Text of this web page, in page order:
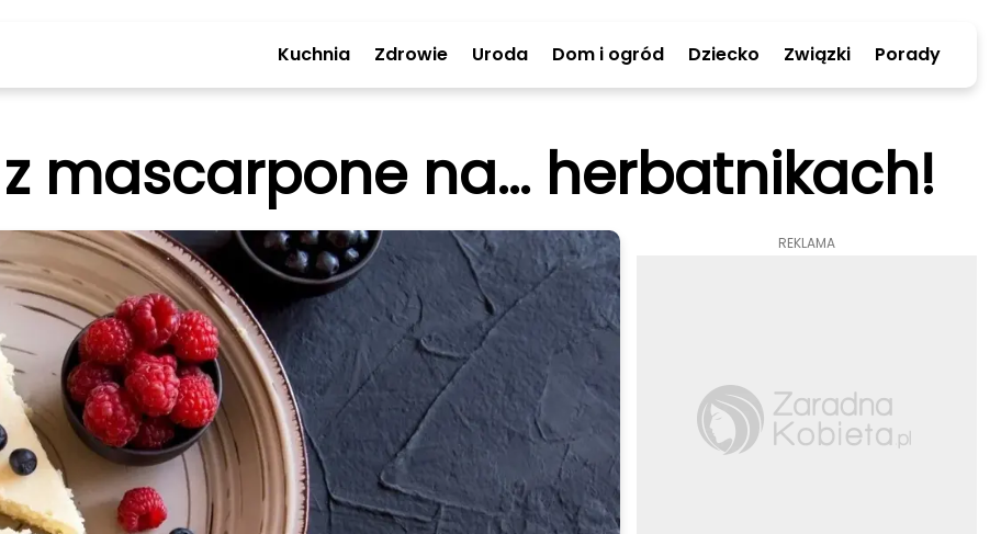
Kuchnia Zdrowie Uroda Dom i ogród Dziecko Związki Porady
mascarpone na... herbatnikach!
REKLAMA